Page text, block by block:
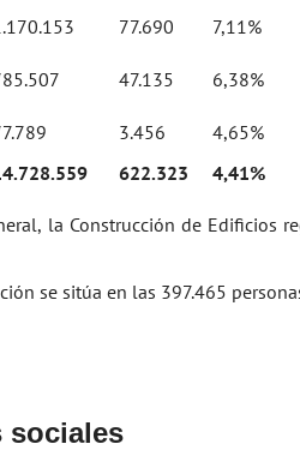
77.690
7,11%
47.135
6,38%
3.456
4,65%
622.323 4,41%
la Construcción de
se sitúa en las 397.465
sociales